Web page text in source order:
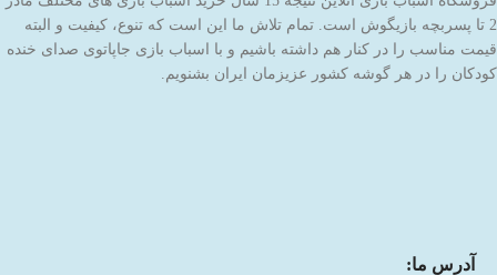
2 تا پسربچه بازیگوش است. تمام تلاش ما این است که تنوع، کیفیت و البته
قیمت مناسب را در کنار هم داشته باشیم و با اسباب بازی جاپاتوی صدای خنده
کودکان را در هر گوشه کشور عزیزمان ایران بشنویم.
آدرس ما: